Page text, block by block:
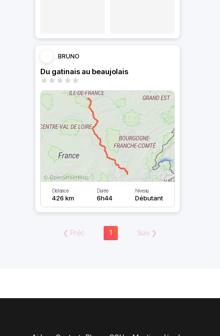
BRUNO
Du gatinais au beaujolais
Distance
426 km
Durée
6h44
Niveau
Débutant
❮ Préc 1 Suiv ❯